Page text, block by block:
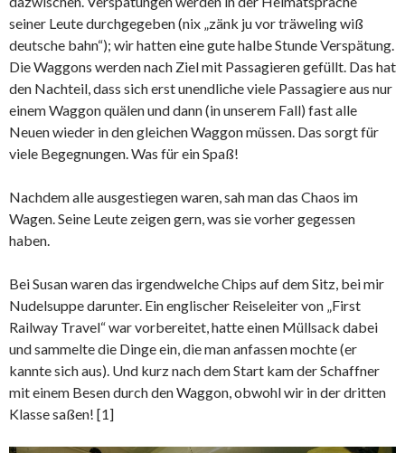
seiner Leute durchgegeben (nix „zänk ju vor träweling wiß
deutsche bahn“); wir hatten eine gute halbe Stunde Verspätung.
Die Waggons werden nach Ziel mit Passagieren gefüllt. Das hat
den Nachteil, dass sich erst unendliche viele Passagiere aus nur
einem Waggon quälen und dann (in unserem Fall) fast alle
Neuen wieder in den gleichen Waggon müssen. Das sorgt für
viele Begegnungen. Was für ein Spaß!
Nachdem alle ausgestiegen waren, sah man das Chaos im
Wagen. Seine Leute zeigen gern, was sie vorher gegessen
haben.
Bei Susan waren das irgendwelche Chips auf dem Sitz, bei mir
Nudelsuppe darunter. Ein englischer Reiseleiter von „First
Railway Travel“ war vorbereitet, hatte einen Müllsack dabei
und sammelte die Dinge ein, die man anfassen mochte (er
kannte sich aus). Und kurz nach dem Start kam der Schaffner
mit einem Besen durch den Waggon, obwohl wir in der dritten
Klasse saßen! [1]